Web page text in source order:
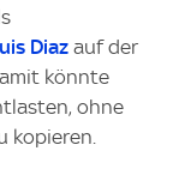
Diazauf der
könnte
ohne
kopieren.